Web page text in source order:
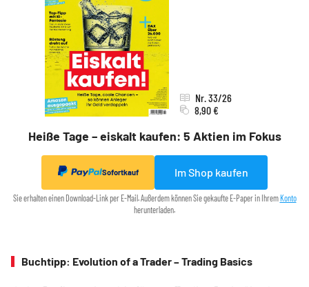
Heiße Tage – eiskalt kaufen: 5 Aktien im Fokus
Nr. 33/26
8,90 €
Sofortkauf Im Shop kaufen
Sie erhalten einen Download-Link per E-Mail. Außerdem können Sie gekaufte E-Paper in IhremKonto
herunterladen.
Buchtipp: Evolution of a Trader – Trading Basics